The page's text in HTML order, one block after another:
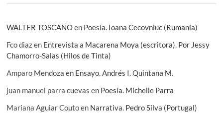
WALTER TOSCANOen Poesía. Ioana Cecovniuc (Rumanía)
Fco diazen Entrevista a Macarena Moya (escritora). Por Jessy
Chamorro-Salas (Hilos de Tinta)
Amparo Mendoza en Ensayo. Andrés I. Quintana M.
juan manuel parra cuevas en Poesía. Michelle Parra
Mariana Aguiar Coutoen Narrativa. Pedro Silva (Portugal)